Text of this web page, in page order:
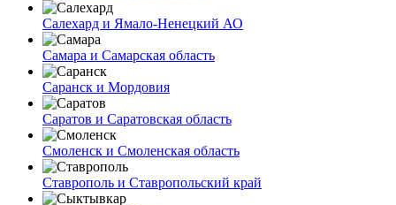
Салехард и Ямало-Ненецкий АО
Самара и Самарская область
Саранск и Мордовия
Саратов и Саратовская область
Смоленск и Смоленская область
Ставрополь и Ставропольский край